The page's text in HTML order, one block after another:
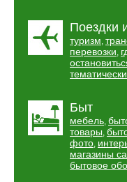
Поездки
туризм,
перевозки,
Быт
мебель,
товары,
фото,
магазины
бытовое